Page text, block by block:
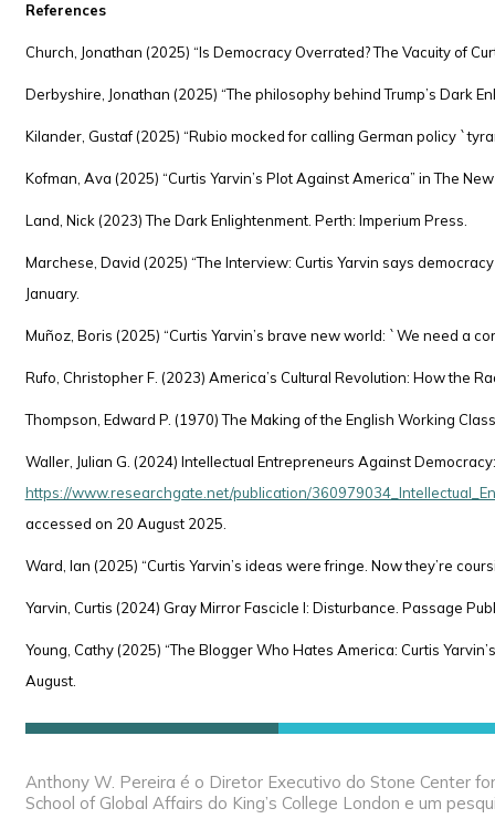
References
Church, Jonathan (2025) “Is Democracy Overrated? The Vacuity of
Derbyshire, Jonathan (2025) “The philosophy behind Trump’s Dark
Kilander, Gustaf (2025) “Rubio mocked for calling German policy
Kofman, Ava (2025) “Curtis Yarvin’s Plot Against America” in The
Land, Nick (2023) The Dark Enlightenment. Perth: Imperium Press.
Marchese, David (2025) “The Interview: Curtis Yarvin says
January.
Muñoz, Boris (2025) “Curtis Yarvin’s brave new world: `We need a
Rufo, Christopher F. (2023) America’s Cultural Revolution: How the
Thompson, Edward P. (1970) The Making of the English Working
Waller, Julian G. (2024) Intellectual Entrepreneurs Against
https://www.researchgate.net/publication/
accessed on 20 August 2025.
Ward, Ian (2025) “Curtis Yarvin’s ideas were fringe. Now they’re
Yarvin, Curtis (2024) Gray Mirror Fascicle I: Disturbance. Passage
Young, Cathy (2025) “The Blogger Who Hates America: Curtis
August.
Anthony W. Pereira é o Diretor Executivo do Stone Center
School of Global Affairs do King’s College London e um